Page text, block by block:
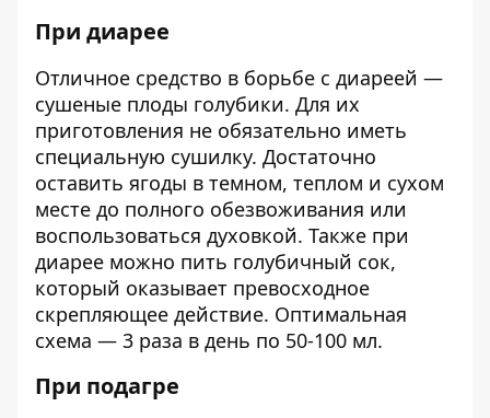
При диарее
Отличное средство в борьбе с диареей —
сушеные плоды голубики. Для их
приготовления не обязательно иметь
специальную сушилку. Достаточно
оставить ягоды в темном, теплом и сухом
месте до полного обезвоживания или
воспользоваться духовкой. Также при
диарее можно пить голубичный сок,
который оказывает превосходное
скрепляющее действие. Оптимальная
схема — 3 раза в день по 50-100 мл.
При подагре